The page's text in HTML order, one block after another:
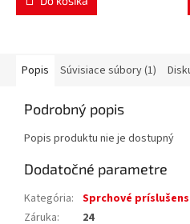
Popis Súvisiace súbory (1)
Podrobný popis
Popis produktu nie je dostupný
Dodatočné parametre
Kategória: Sprchové
Záruka: 24